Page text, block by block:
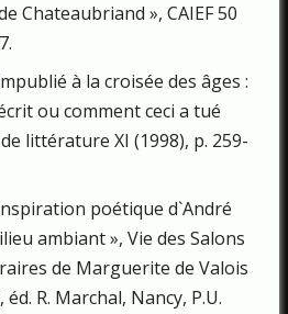
Chateau­briand », CAIEF 50
à la croisée des âges :
ou comment ceci a tué
littérature XI (1998), p. 259-
poétique d`André
ambiant », Vie des Salons
de Marguerite de Valois
R. Marchal, Nancy, P.U.